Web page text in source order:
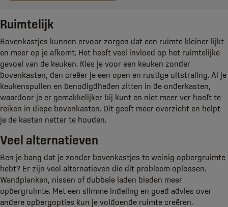
Ruimtelijk
Bovenkastjes kunnen ervoor zorgen dat een ruimte kleiner lijkt
en meer op je afkomt. Het heeft veel invloed op het ruimtelijke
gevoel van de keuken. Kies je voor een keuken zonder
bovenkasten, dan creëer je een open en rustige uitstraling. Al je
keukenspullen en benodigdheden zitten in de onderkasten,
waardoor je er gemakkelijker bij kunt en niet meer ver hoeft te
reiken in diepe bovenkasten. Dit geeft meer overzicht en helpt
je de kasten netter te houden.
Veel alternatieven
Ben je bang dat je zonder bovenkastjes te weinig opbergruimte
hebt? Er zijn veel alternatieven die dit probleem oplossen.
Wandplanken, nissen of dubbele laden bieden meer
opbergruimte. Met een slimme indeling en goed advies over
andere opbergopties kun je voldoende ruimte creëren.